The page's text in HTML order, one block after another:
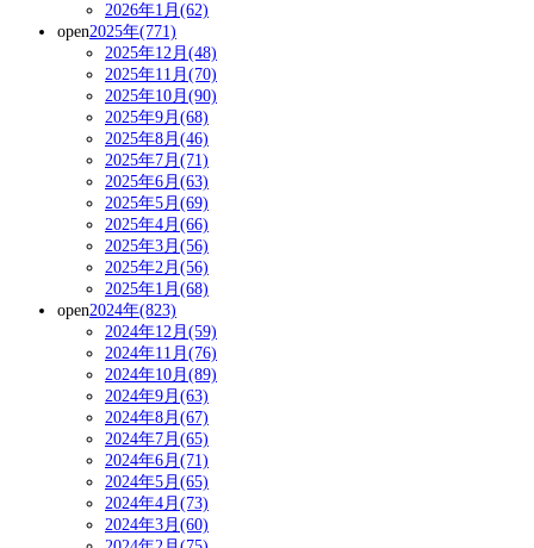
2026年1月(62)
open2025年(771)
2025年12月(48)
2025年11月(70)
2025年10月(90)
2025年9月(68)
2025年8月(46)
2025年7月(71)
2025年6月(63)
2025年5月(69)
2025年4月(66)
2025年3月(56)
2025年2月(56)
2025年1月(68)
open2024年(823)
2024年12月(59)
2024年11月(76)
2024年10月(89)
2024年9月(63)
2024年8月(67)
2024年7月(65)
2024年6月(71)
2024年5月(65)
2024年4月(73)
2024年3月(60)